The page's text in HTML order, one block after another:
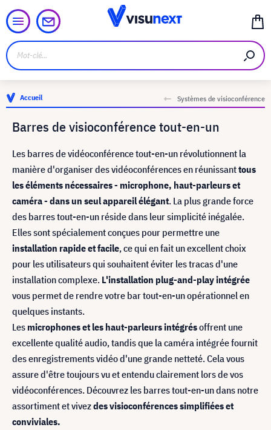
Accueil Systèmes de visioconférence
Barres de visioconférence tout-en-un
Les barres de vidéoconférence tout-en-un révolutionnent la
manière d'organiser des vidéoconférences en réunissanttous
les éléments nécessaires - microphone, haut-parleurs et
caméra - dans un seul appareil élégant. La plus grande force
des barres tout-en-un réside dans leur simplicité inégalée.
Elles sont spécialement conçues pour permettre une
installation rapide et facile, ce qui en fait un excellent choix
pour les utilisateurs qui souhaitent éviter les tracas d'une
installation complexe. L'installation plug-and-play intégrée
vous permet de rendre votre bar tout-en-un opérationnel en
quelques instants.
Les microphones et les haut-parleurs intégrésoffrent une
excellente qualité audio, tandis que la caméra intégrée fournit
des enregistrements vidéo d'une grande netteté. Cela vous
assure d'être toujours vu et entendu clairement lors de vos
vidéoconférences. Découvrez les barres tout-en-un dans notre
assortiment et vivezdes visioconférences simplifiées et
conviviales.